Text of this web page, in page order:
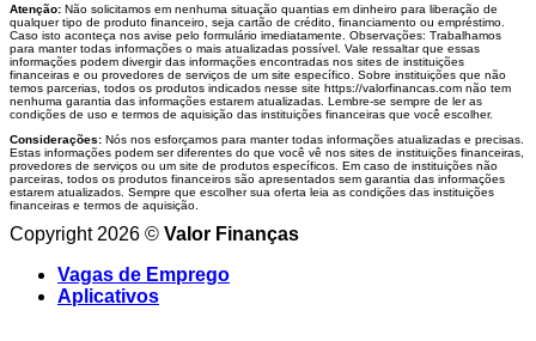
Atenção: Não solicitamos em nenhuma situação quantias em dinheiro para liberação de
qualquer tipo de produto financeiro, seja cartão de crédito, financiamento ou empréstimo.
Caso isto aconteça nos avise pelo formulário imediatamente. Observações: Trabalhamos
para manter todas informações o mais atualizadas possível. Vale ressaltar que essas
informações podem divergir das informações encontradas nos sites de instituições
financeiras e ou provedores de serviços de um site específico. Sobre instituições que não
temos parcerias, todos os produtos indicados nesse site https://valorfinancas.com não tem
nenhuma garantia das informações estarem atualizadas. Lembre-se sempre de ler as
condições de uso e termos de aquisição das instituições financeiras que você escolher.
Considerações: Nós nos esforçamos para manter todas informações atualizadas e precisas.
Estas informações podem ser diferentes do que você vê nos sites de instituições financeiras,
provedores de serviços ou um site de produtos específicos. Em caso de instituições não
parceiras, todos os produtos financeiros são apresentados sem garantia das informações
estarem atualizados. Sempre que escolher sua oferta leia as condições das instituições
financeiras e termos de aquisição.
Copyright 2026 © Valor Finanças
Vagas de Emprego
Aplicativos